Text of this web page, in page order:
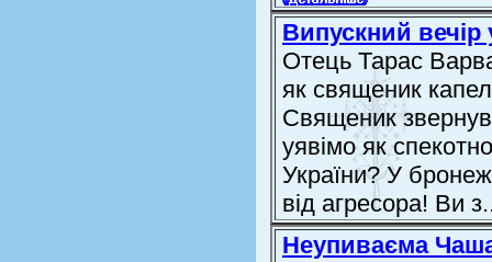
Випускний
Отець Тарас
як священик
Священик
уявімо як
України? У
від агресора! Ви
Неупиваєма